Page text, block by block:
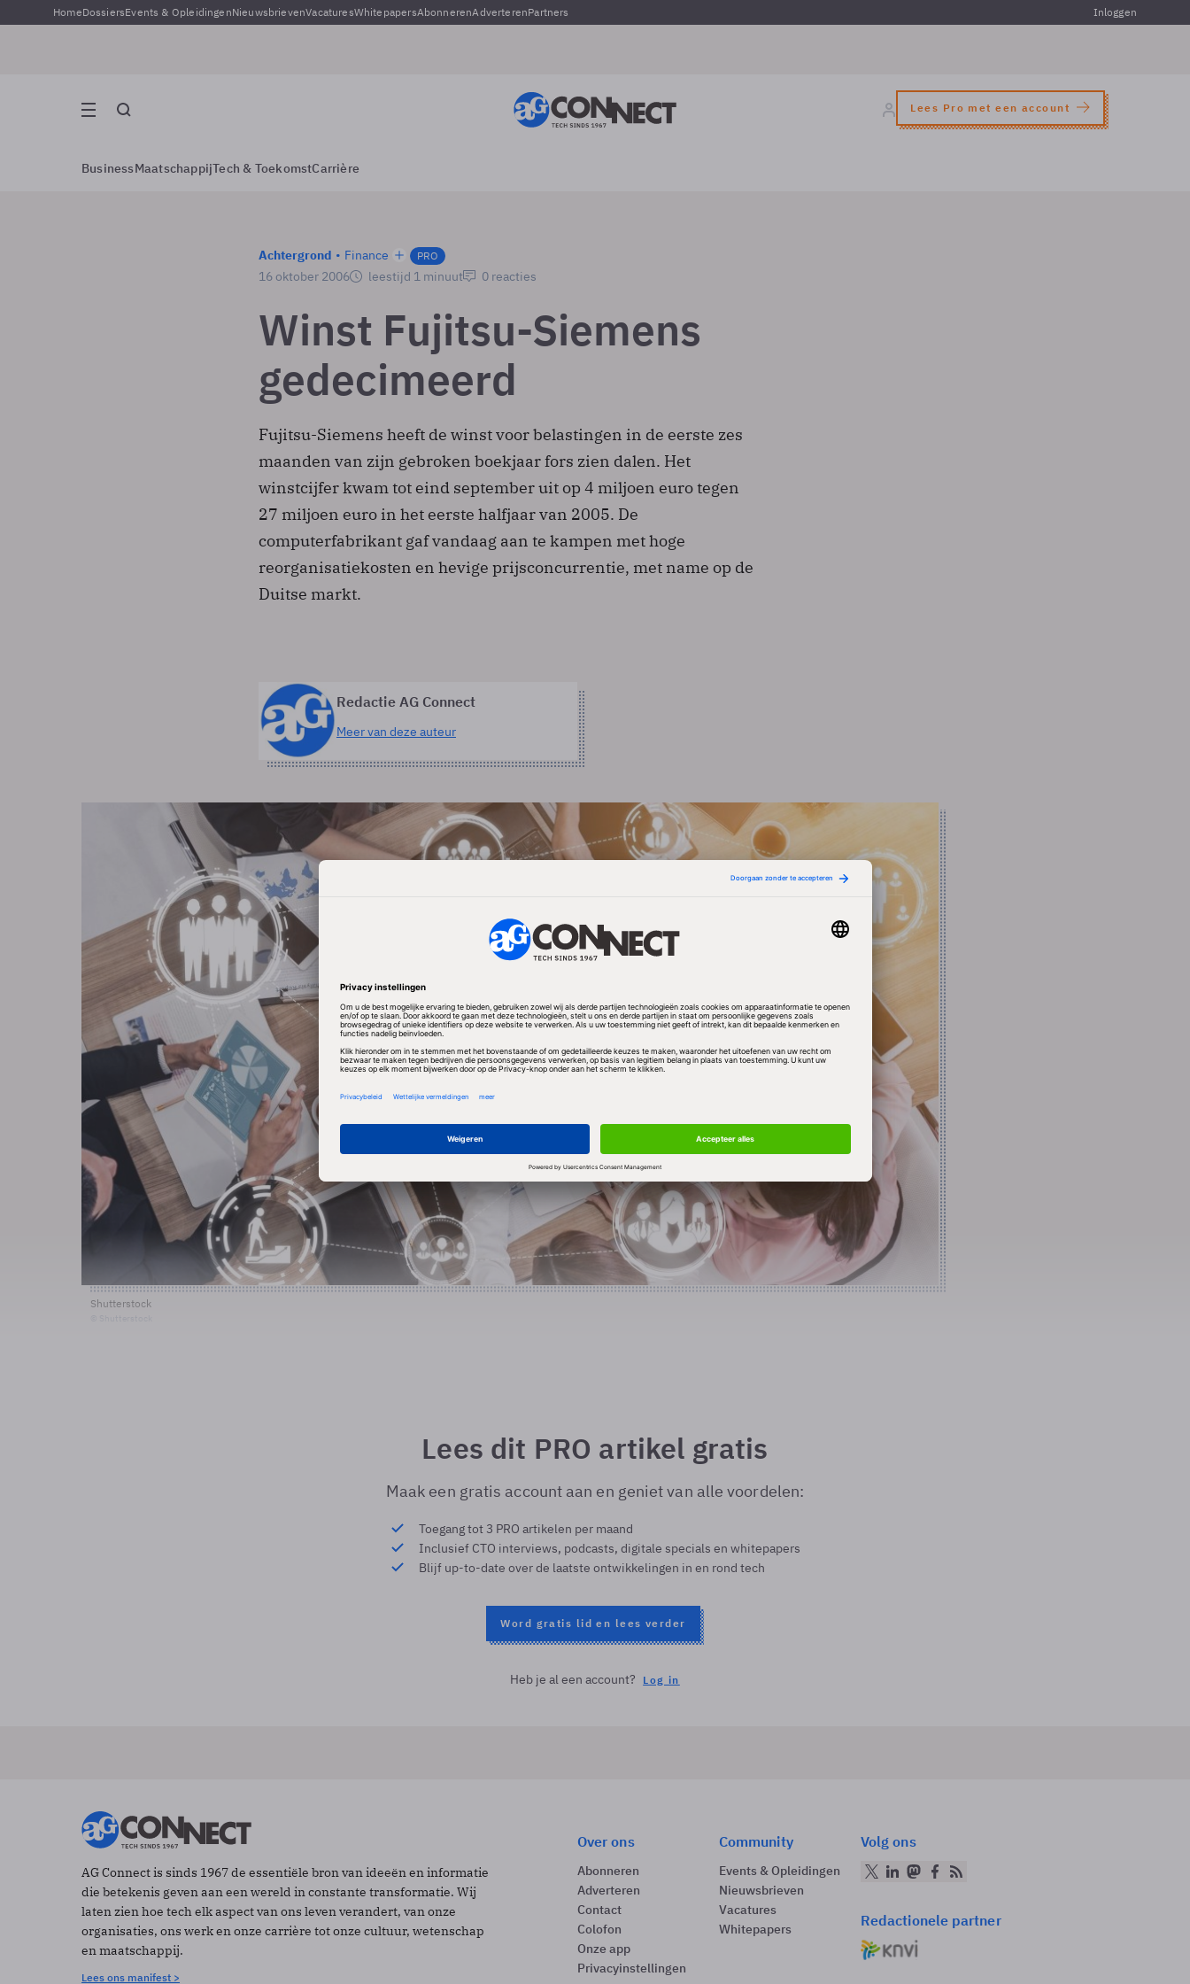
HomeDossiersEvents & OpleidingenNieuwsbrievenVacaturesWhitepapersAbonnerenAdverterenPartners Inloggen
Lees Pro met een account
BusinessMaatschappijTech & ToekomstCarrière
Achtergrond Finance PRO
16 oktober 2006 leestijd 1 minuut 0 reacties
Winst Fujitsu-Siemens
gedecimeerd
Fujitsu-Siemens heeft de winst voor belastingen in de eerste zes
maanden van zijn gebroken boekjaar fors zien dalen. Het
winstcijfer kwam tot eind september uit op 4 miljoen euro tegen
27 miljoen euro in het eerste halfjaar van 2005. De
computerfabrikant gaf vandaag aan te kampen met hoge
reorganisatiekosten en hevige prijsconcurrentie, met name op de
Duitse markt.
Redactie AG Connect
Meer van deze auteur
Shutterstock
Lees dit PRO artikel gratis
Maak een gratis account aan en geniet van alle voordelen:
Toegang tot 3 PRO artikelen per maand
Inclusief CTO interviews, podcasts, digitale specials en whitepapers
Blijf up-to-date over de laatste ontwikkelingen in en rond tech
Word gratis lid en lees verder
Heb je al een account? Log in
AG Connect is sinds 1967 de essentiële bron van ideeën en informatie
die betekenis geven aan een wereld in constante transformatie. Wij
laten zien hoe tech elk aspect van ons leven verandert, van onze
organisaties, ons werk en onze carrière tot onze cultuur, wetenschap
en maatschappij.
Lees ons manifest >
Over ons
Abonneren
Adverteren
Contact
Colofon
Onze app
Privacyinstellingen
Community
Events & Opleidingen
Nieuwsbrieven
Vacatures
Whitepapers
Volg ons
Redactionele partner